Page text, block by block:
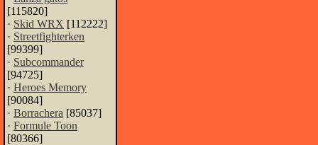
[115820]
· Skid WRX [112222]
· Streetfighterken
[99399]
· Subcommander
[94725]
· Heroes Memory
[90084]
· Borrachera [85037]
· Formule Toon
[80366]